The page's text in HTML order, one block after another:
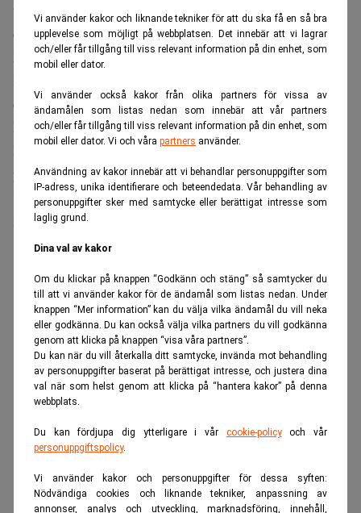
Vi använder kakor och liknande tekniker för att du ska få en så bra
upplevelse som möjligt på webbplatsen. Det innebär att vi lagrar
och/eller får tillgång till viss relevant information på din enhet, som
mobil eller dator.
Vi använder också kakor från olika partners för vissa av
ändamålen som listas nedan som innebär att vår partners
och/eller får tillgång till viss relevant information på din enhet, som
mobil eller dator. Vi och våra partners använder.
Användning av kakor innebär att vi behandlar personuppgifter som
IP-adress, unika identifierare och beteendedata. Vår behandling av
personuppgifter sker med samtycke eller berättigat intresse som
laglig grund.
Dina val av kakor
Om du klickar på knappen “Godkänn och stäng” så samtycker du
till att vi använder kakor för de ändamål som listas nedan. Under
knappen “Mer information” kan du välja vilka ändamål du vill neka
eller godkänna. Du kan också välja vilka partners du vill godkänna
genom att klicka på knappen “visa våra partners”.
Du kan när du vill återkalla ditt samtycke, invända mot behandling
av personuppgifter baserat på berättigat intresse, och justera dina
val när som helst genom att klicka på “hantera kakor” på denna
webbplats.
Du kan fördjupa dig ytterligare i vår cookie-policyoch vår
personuppgiftspolicy.
Vi använder kakor och personuppgifter för dessa syften:
Nödvändiga cookies och liknande tekniker, anpassning av
annonser, analys och utveckling, marknadsföring, innehåll,
under en enskild handelsdag sedan åtminstone 1972 och
överträffar även fallet under börskraschen på Black
Monday 1987, skriverFinancial Times.
Bolaget hade räknat med stark efterfrågan på stordatorer
och tillhörande programvara.
Istället valde många kunder att prioritera inköp av servrar,
lagringssystem och annan datorkapacitet inför väntade
prisökningar kopplade till den globala AI-boomen.
Under årets andra kvartal minskade intäkterna från
infrastrukturaffären med sju procent.
ANNONS